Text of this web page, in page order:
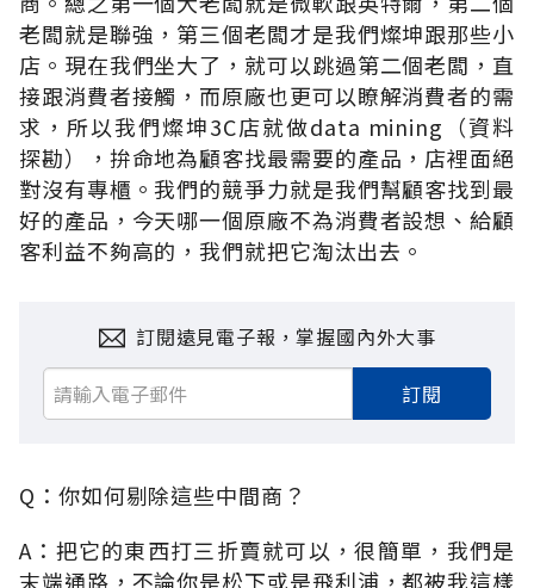
老闆就是聯強，第三個老闆才是我們燦坤跟那些小
店。現在我們坐大了，就可以跳過第二個老闆，直
接跟消費者接觸，而原廠也更可以瞭解消費者的需
求，所以我們燦坤3C店就做data mining（資料
探勘），拚命地為顧客找最需要的產品，店裡面絕
對沒有專櫃。我們的競爭力就是我們幫顧客找到最
好的產品，今天哪一個原廠不為消費者設想、給顧
客利益不夠高的，我們就把它淘汰出去。
訂閱遠見電子報，掌握國內外大事
訂閱
Q：你如何剔除這些中間商？
A：把它的東西打三折賣就可以，很簡單，我們是
末端通路，不論你是松下或是飛利浦，都被我這樣